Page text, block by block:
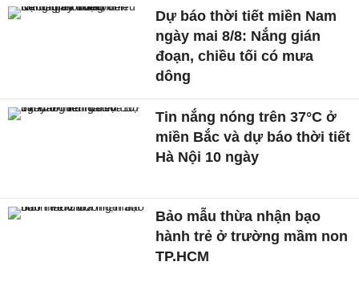
Dự báo thời tiết miền Nam
ngày mai 8/8: Nắng gián
đoạn, chiều tối có mưa
dông
Tin nắng nóng trên 37°C ở
miền Bắc và dự báo thời tiết
Hà Nội 10 ngày
Bảo mẫu thừa nhận bạo
hành trẻ ở trường mầm non
TP.HCM